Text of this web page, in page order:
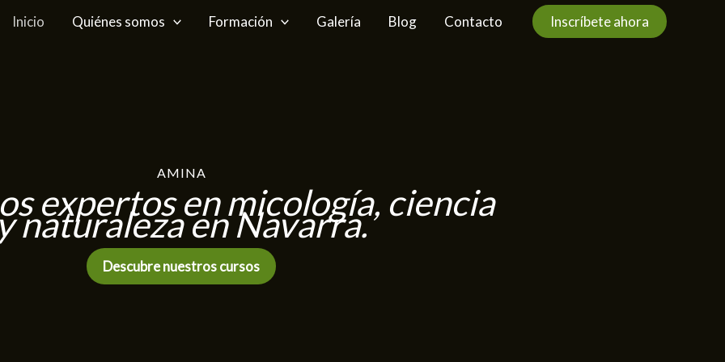
Inicio Quiénes somos Formación Galería Blog Contacto Inscríbete ahora
AMINA
expertos en micología, ciencia
naturaleza en Navarra.
Descubre nuestros cursos